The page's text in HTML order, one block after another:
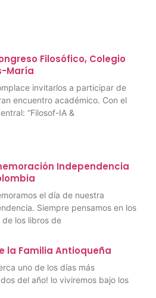
Filosófico, Colegio
María
invitarlos a participar de
encuentro académico. Con el
“Filosof-IA &
Independencia
el día de nuestra
Siempre pensamos en los
de los libros de
la Familia Antioqueña
uno de los días más
del año! lo viviremos bajo los